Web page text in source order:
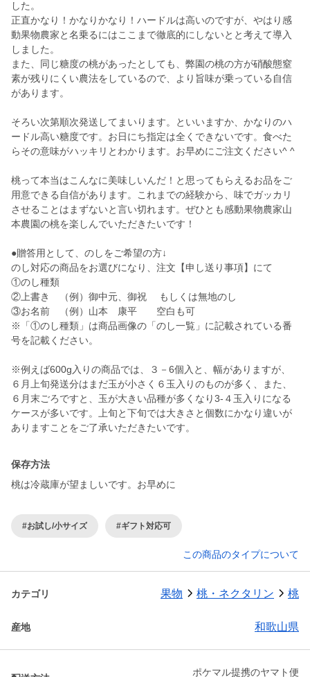
した。
正直かなり！かなりかなり！ハードルは高いのですが、やはり感
動果物農家と名乗るにはここまで徹底的にしないとと考えて導入
しました。
また、同じ糖度の桃があったとしても、弊園の桃の方が硝酸態窒
素が残りにくい農法をしているので、より旨味が乗っている自信
があります。
そろい次第順次発送してまいります。といいますか、かなりのハ
ードル高い糖度です。お日にち指定は全くできないです。食べた
らその意味がハッキリとわかります。お早めにご注文ください^ ^
桃って本当はこんなに美味しいんだ！と思ってもらえるお品をご
用意できる自信があります。これまでの経験から、味でガッカリ
させることはまずないと言い切れます。ぜひとも感動果物農家山
本農園の桃を楽しんでいただきたいです！
●贈答用として、のしをご希望の方↓
のし対応の商品をお選びになり、注文【申し送り事項】にて
①のし種類
②上書き （例）御中元、御祝 もしくは無地のし
③お名前 （例）山本 康平 空白も可
※「①のし種類」は商品画像の「のし一覧」に記載されている番
号を記載ください。
※例えば600g入りの商品では、３－6個入と、幅がありますが、
６月上旬発送分はまだ玉が小さく６玉入りのものが多く、また、
６月末ごろですと、玉が大きい品種が多くなり3-４玉入りになる
ケースが多いです。上旬と下旬では大きさと個数にかなり違いが
ありますことをご了承いただきたいです。
保存方法
桃は冷蔵庫が望ましいです。お早めに
#お試し/小サイズ #ギフト対応可
この商品のタイプについて
カテゴリ 果物 桃・ネクタリン 桃
産地 和歌山県
ポケマル提携のヤマト便